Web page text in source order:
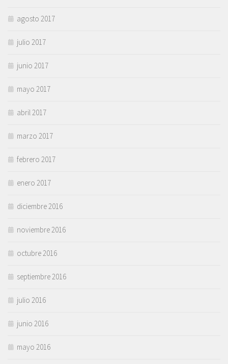
agosto 2017
julio 2017
junio 2017
mayo 2017
abril 2017
marzo 2017
febrero 2017
enero 2017
diciembre 2016
noviembre 2016
octubre 2016
septiembre 2016
julio 2016
junio 2016
mayo 2016